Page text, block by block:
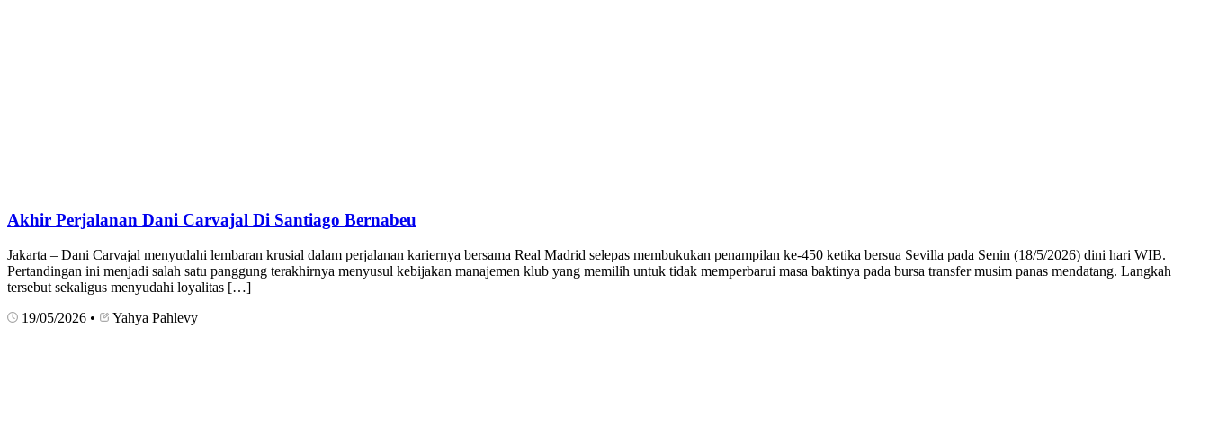
Akhir Perjalanan Dani Carvajal Di Santiago Bernabeu
Jakarta – Dani Carvajal menyudahi lembaran krusial dalam perjalanan kariernya bersama Real Madrid selepas membukukan penampilan ke-450 ketika bersua Sevilla pada Senin (18/5/2026) dini hari WIB.
Pertandingan ini menjadi salah satu panggung terakhirnya menyusul kebijakan manajemen klub yang memilih untuk tidak memperbarui masa baktinya pada bursa transfer musim panas mendatang. Langkah
tersebut sekaligus menyudahi loyalitas […]
19/05/2026 • Yahya Pahlevy